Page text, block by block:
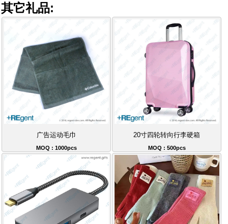
其它礼品:
广告运动毛巾
MOQ : 1000pcs
20寸四轮转向行李硬箱
MOQ : 500pcs